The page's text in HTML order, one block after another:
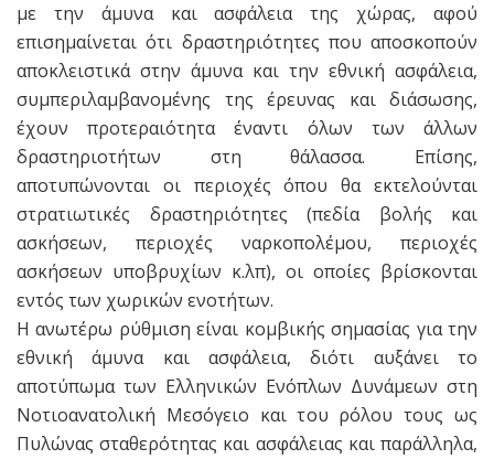
με την άμυνα και ασφάλεια της χώρας, αφού
επισημαίνεται ότι δραστηριότητες που αποσκοπούν
αποκλειστικά στην άμυνα και την εθνική ασφάλεια,
συμπεριλαμβανομένης της έρευνας και διάσωσης,
έχουν προτεραιότητα έναντι όλων των άλλων
δραστηριοτήτων στη θάλασσα. Επίσης,
αποτυπώνονται οι περιοχές όπου θα εκτελούνται
στρατιωτικές δραστηριότητες (πεδία βολής και
ασκήσεων, περιοχές ναρκοπολέμου, περιοχές
ασκήσεων υποβρυχίων κ.λπ), οι οποίες βρίσκονται
εντός των χωρικών ενοτήτων.
Η ανωτέρω ρύθμιση είναι κομβικής σημασίας για την
εθνική άμυνα και ασφάλεια, διότι αυξάνει το
αποτύπωμα των Ελληνικών Ενόπλων Δυνάμεων στη
Νοτιοανατολική Μεσόγειο και του ρόλου τους ως
Πυλώνας σταθερότητας και ασφάλειας και παράλληλα,